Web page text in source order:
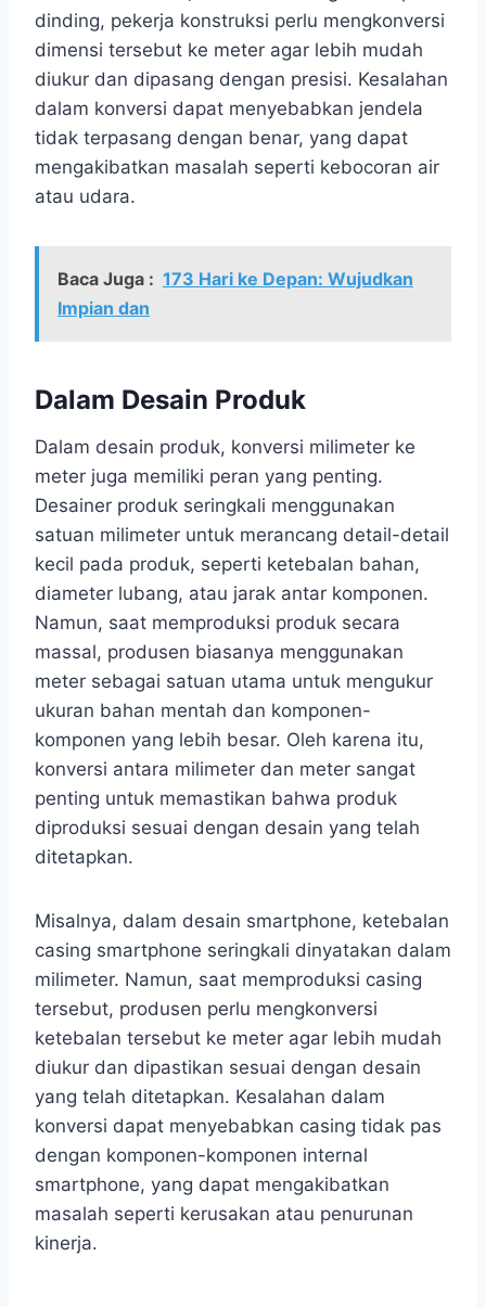
dinding, pekerja konstruksi perlu mengkonversi
dimensi tersebut ke meter agar lebih mudah
diukur dan dipasang dengan presisi. Kesalahan
dalam konversi dapat menyebabkan jendela
tidak terpasang dengan benar, yang dapat
mengakibatkan masalah seperti kebocoran air
atau udara.
Baca Juga : 173 Hari ke Depan: Wujudkan
Impian dan
Dalam Desain Produk
Dalam desain produk, konversi milimeter ke
meter juga memiliki peran yang penting.
Desainer produk seringkali menggunakan
satuan milimeter untuk merancang detail-detail
kecil pada produk, seperti ketebalan bahan,
diameter lubang, atau jarak antar komponen.
Namun, saat memproduksi produk secara
massal, produsen biasanya menggunakan
meter sebagai satuan utama untuk mengukur
ukuran bahan mentah dan komponen-
komponen yang lebih besar. Oleh karena itu,
konversi antara milimeter dan meter sangat
penting untuk memastikan bahwa produk
diproduksi sesuai dengan desain yang telah
ditetapkan.
Misalnya, dalam desain smartphone, ketebalan
casing smartphone seringkali dinyatakan dalam
milimeter. Namun, saat memproduksi casing
tersebut, produsen perlu mengkonversi
ketebalan tersebut ke meter agar lebih mudah
diukur dan dipastikan sesuai dengan desain
yang telah ditetapkan. Kesalahan dalam
konversi dapat menyebabkan casing tidak pas
dengan komponen-komponen internal
smartphone, yang dapat mengakibatkan
masalah seperti kerusakan atau penurunan
kinerja.